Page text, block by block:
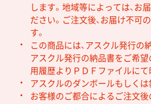
します。地域等によっては、お
ださい。ご注文後、お届け不可
す。
この商品には、アスクル発行の
アスクル発行の納品書をご希望
用履歴よりＰＤＦファイルにて
アスクルのダンボールもしくは
お客様のご都合によるご注文後